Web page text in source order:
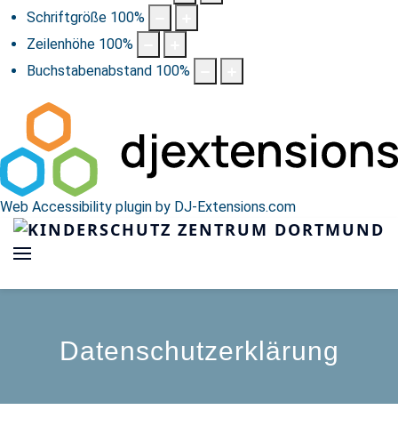
Schriftgröße 100%
Zeilenhöhe 100%
Buchstabenabstand 100%
Web Accessibility plugin by DJ-Extensions.com
Datenschutzerklärung